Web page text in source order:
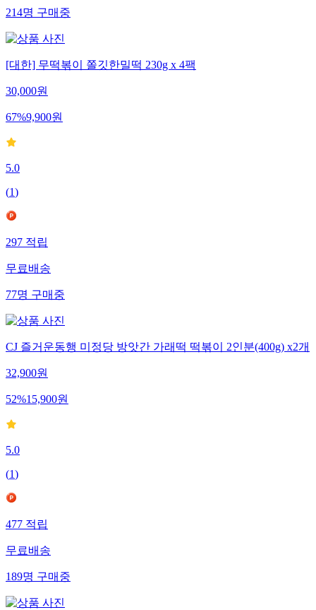
214명구매중
[대한] 무떡볶이 쫄깃한밀떡 230g x 4팩
30,000원
67%9,900원
5.0
(1)
297적립
무료배송
77명구매중
CJ 즐거운동행 미정당 방앗간 가래떡 떡볶이 2인분(400g) x2개
32,900원
52%15,900원
5.0
(1)
477적립
무료배송
189명구매중